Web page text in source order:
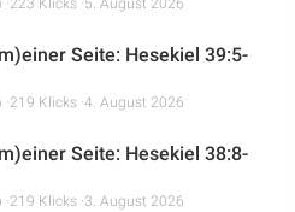
223 Klicks 5. August 2026
Seite: Hesekiel 39:5-
219 Klicks 4. August 2026
Seite: Hesekiel 38:8-
219 Klicks 3. August 2026